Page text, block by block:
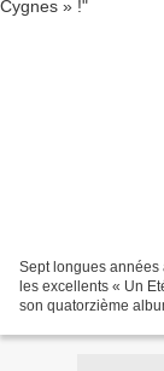
Sept longues années
les excellents « Un
son quatorzième